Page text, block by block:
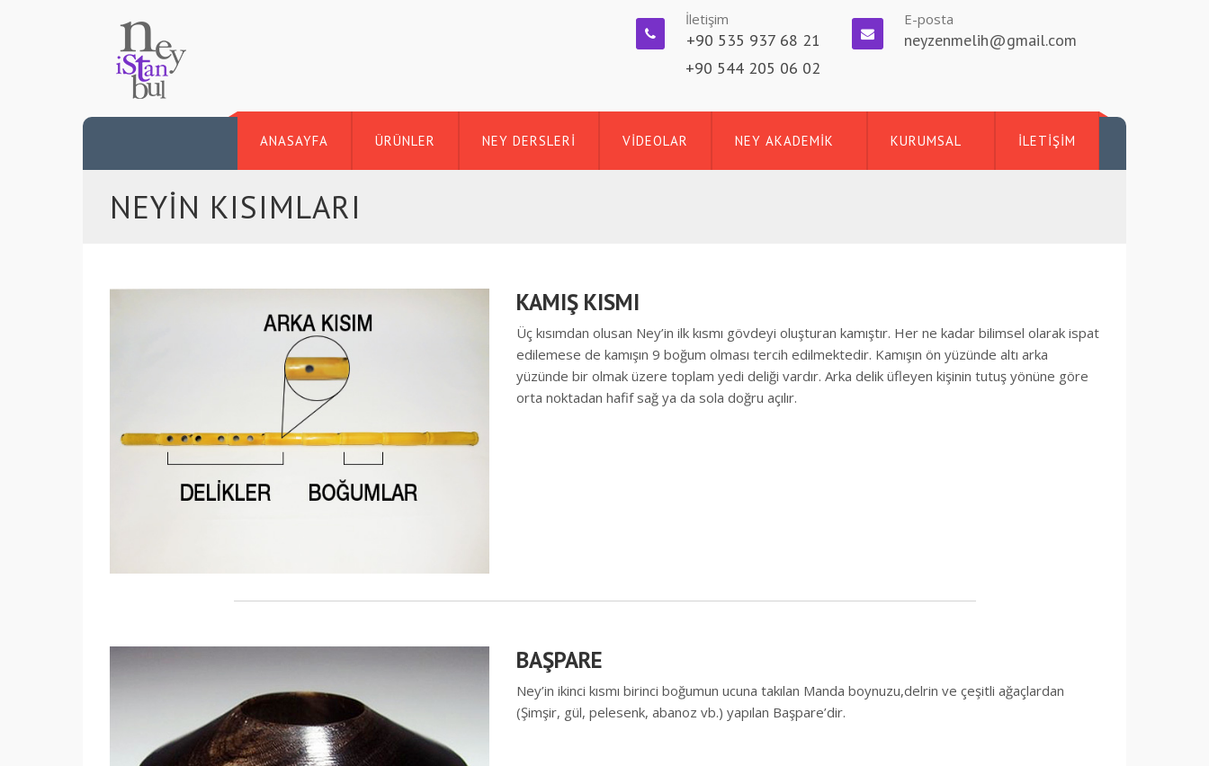
İletişim
+90 535 937 68 21
+90 544 205 06 02
E-posta
neyzenmelih@gmail.com
ANASAYFA ÜRÜNLER NEY DERSLERİ VİDEOLAR NEY AKADEMİK KURUMSAL İLETİŞİM
NEYİN KISIMLARI
KAMIŞ KISMI
Üç kısımdan olusan Ney’in ilk kısmı gövdeyi oluşturan kamıştır. Her ne kadar bilimsel olarak ispat
edilemese de kamışın 9 boğum olması tercih edilmektedir. Kamışın ön yüzünde altı arka
yüzünde bir olmak üzere toplam yedi deliği vardır. Arka delik üfleyen kişinin tutuş yönüne göre
orta noktadan hafif sağ ya da sola doğru açılır.
BAŞPARE
Ney’in ikinci kısmı birinci boğumun ucuna takılan Manda boynuzu,delrin ve çeşitli ağaçlardan
(Şimşir, gül, pelesenk, abanoz vb.) yapılan Başpare’dir.